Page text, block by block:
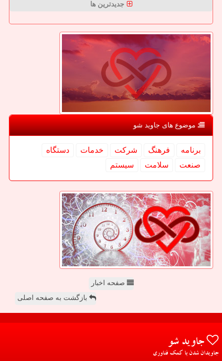
جدیدترین ها
موضوع های جاوید شو
برنامه فرهنگ شركت خدمات
دستگاه
صنعت
سلامت سیستم
صفحه اخبار
بازگشت به صفحه اصلی
جاوید شو
جاویدان شدن با کمک فناوری